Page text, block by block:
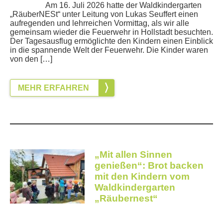
Am 16. Juli 2026 hatte der Waldkindergarten
„RäuberNESt“ unter Leitung von Lukas Seuffert einen
aufregenden und lehrreichen Vormittag, als wir alle
gemeinsam wieder die Feuerwehr in Hollstadt besuchten.
Der Tagesausflug ermöglichte den Kindern einen Einblick
in die spannende Welt der Feuerwehr. Die Kinder waren
von den […]
MEHR ERFAHREN
„Mit allen Sinnen
genießen“: Brot backen
mit den Kindern vom
Waldkindergarten
„Räubernest“